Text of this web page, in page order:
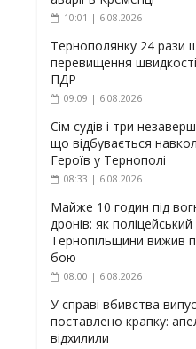
10:01 | 6.08.2026
Тернополянку 24 рази
перевищення
ПДР
09:09 | 6.08.2026
Сім судів і три
що відбувається
Героїв у Тернополі
08:33 | 6.08.2026
Майже 10 годин під
дронів: як поліцейський
Тернопільщини вижив
бою
08:00 | 6.08.2026
У справі вбивства
поставлено крапку:
відхилили